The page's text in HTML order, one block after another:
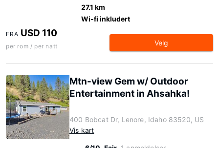
27.1 km
Wi-fi inkludert
FRA USD 110
per rom / per natt Velg
Mtn-view Gem w/ Outdoor
Entertainment in Ahsahka!
400 Bobcat Dr, Lenore, Idaho 83520, US
Vis kart